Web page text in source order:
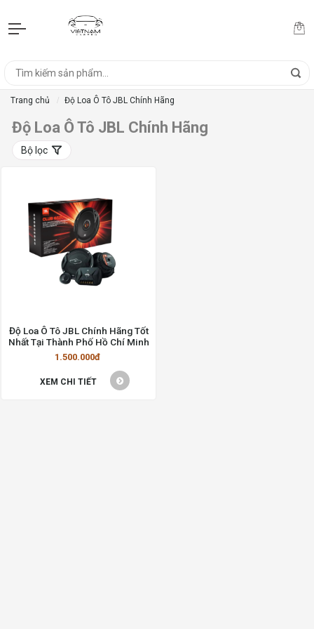
Trang chủ Độ Loa Ô Tô JBL Chính Hãng
Độ Loa Ô Tô JBL Chính Hãng
Bộ lọc
Độ Loa Ô Tô JBL Chính Hãng Tốt
Nhất Tại Thành Phố Hồ Chí Minh
1.500.000đ
XEM CHI TIẾT